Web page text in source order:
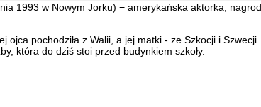
1993 w Nowym Jorku) − amerykańska aktorka,
pochodziła z Walii, a jej matki - ze Szkocji i
która do dziś stoi przed budynkiem szkoły.